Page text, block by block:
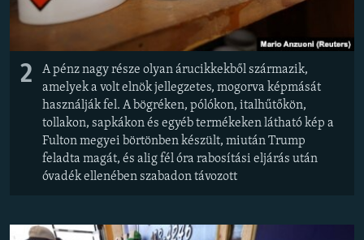
2
A pénz nagy része olyan árucikkekből származik,
amelyek a volt elnök jellegzetes, mogorva képmását
használják fel. A bögréken, pólókon, italhűtőkön,
tollakon, sapkákon és egyéb termékeken látható kép a
Fulton megyei börtönben készült, miután Trump
feladta magát, és alig fél óra rabosítási eljárás után
óvadék ellenében szabadon távozott